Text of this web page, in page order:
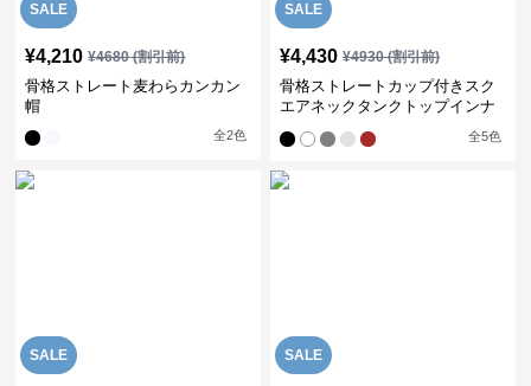
SALE
¥4,210 ¥4680(割引前)
骨格ストレート麦わらカンカン
帽
全2色
SALE
¥4,430 ¥4930(割引前)
骨格ストレートカップ付きスク
エアネックタンクトップインナ
全5色
SALE SALE